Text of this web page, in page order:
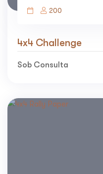
200
4x4 Challenge
Sob Consulta